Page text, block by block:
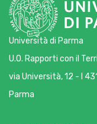
Università di Parma
U.O. Rapporti con il
via Università, 12 - I
Parma